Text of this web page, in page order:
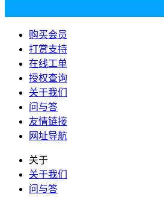
购买会员
打赏支持
在线工单
授权查询
关于我们
问与答
友情链接
网址导航
关于
关于我们
问与答